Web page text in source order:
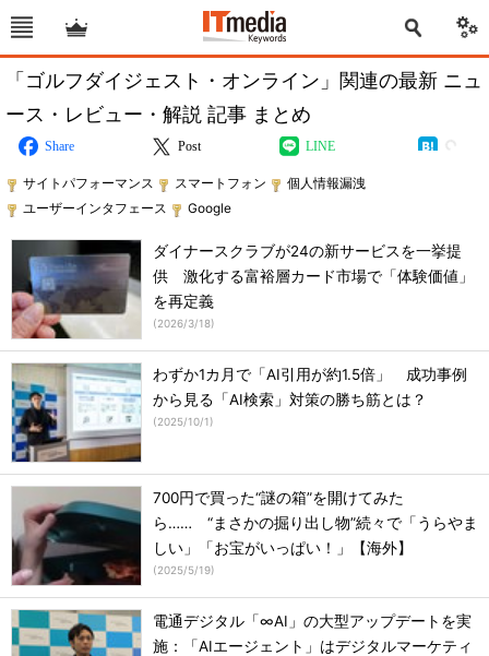
「ゴルフダイジェスト・オンライン」関連の最新 ニュ
ース・レビュー・解説 記事 まとめ
Share Post LINE
サイトパフォーマンス スマートフォン
個人情報漏洩
ユーザーインタフェース
Google
ダイナースクラブが24の新サービスを一挙提
供 激化する富裕層カード市場で「体験価値」
を再定義
(2026/3/18)
わずか1カ月で「AI引用が約1.5倍」 成功事例
から見る「AI検索」対策の勝ち筋とは？
(2025/10/1)
700円で買った“謎の箱”を開けてみた
ら…… “まさかの掘り出し物”続々で「うらやま
しい」「お宝がいっぱい！」【海外】
(2025/5/19)
電通デジタル「∞AI」の大型アップデートを実
施：「AIエージェント」はデジタルマーケティ